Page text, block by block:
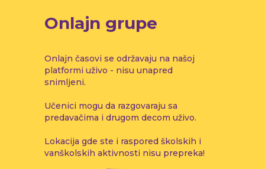
Onlajn grupe
Onlajn časovi se održavaju na našoj
platformi uživo - nisu unapred
snimljeni.
Učenici mogu da razgovaraju sa
predavačima i drugom decom uživo.
Lokacija gde ste i raspored školskih i
vanškolskih aktivnosti nisu prepreka!